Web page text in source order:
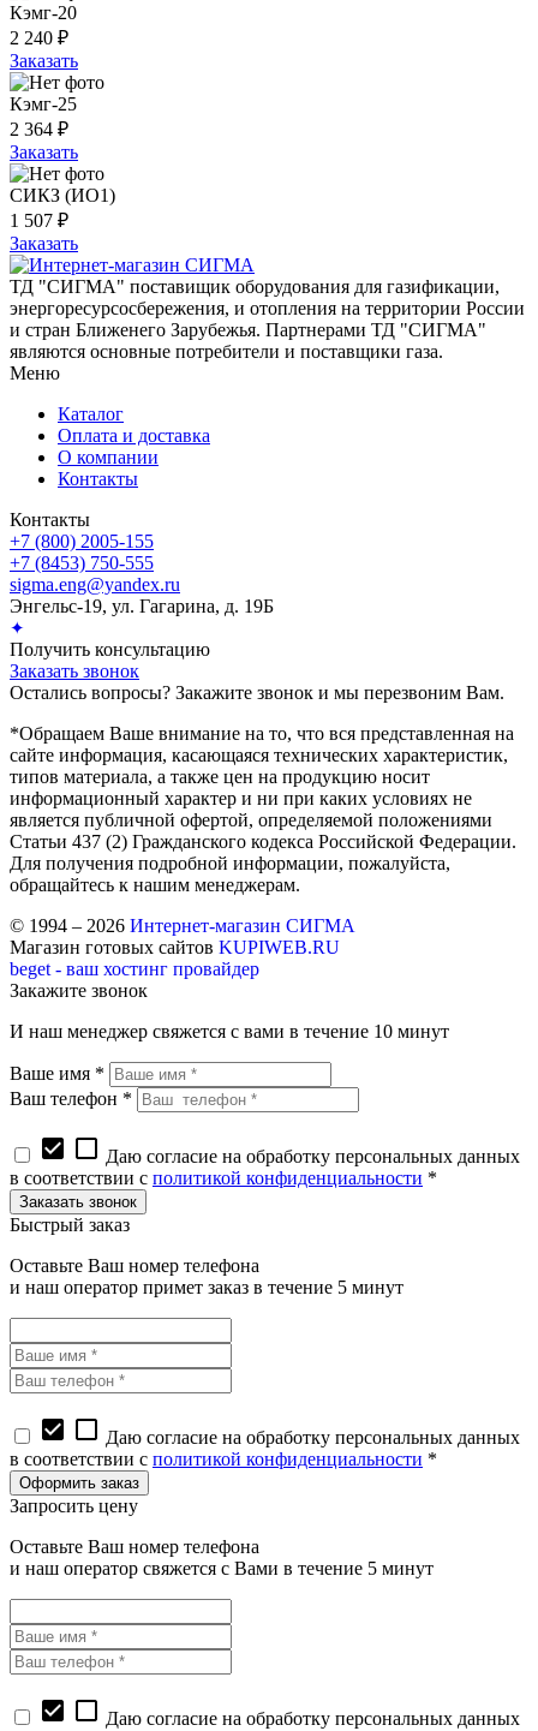
Кэмг-20
2 240 ₽
Заказать
Кэмг-25
2 364 ₽
Заказать
СИКЗ (ИО1)
1 507 ₽
Заказать
ТД "СИГМА" поставищик оборудования для газификации,
энергоресурсосбережения, и отопления на территории России
и стран Ближенего Зарубежья. Партнерами ТД "СИГМА"
являются основные потребители и поставщики газа.
Меню
Каталог
Оплата и доставка
О компании
Контакты
Контакты
+7 (800) 2005-155
+7 (8453) 750-555
sigma.eng@yandex.ru
Энгельс-19, ул. Гагарина, д. 19Б
✦
Получить консультацию
Заказать звонок
Остались вопросы? Закажите звонок и мы перезвоним Вам.
*Обращаем Ваше внимание на то, что вся представленная на
сайте информация, касающаяся технических характеристик,
типов материала, а также цен на продукцию носит
информационный характер и ни при каких условиях не
является публичной офертой, определяемой положениями
Статьи 437 (2) Гражданского кодекса Российской Федерации.
Для получения подробной информации, пожалуйста,
обращайтесь к нашим менеджерам.
© 1994 – 2026 Интернет-магазин СИГМА
Магазин готовых сайтов KUPIWEB.RU
beget - ваш хостинг провайдер
Закажите звонок
И наш менеджер свяжется с вами в течение 10 минут
Ваше имя *
Ваш телефон *
check_box check_box_outline_blank Даю согласие на обработку персональных данных
в соответствии с политикой конфиденциальности *
Быстрый заказ
Оставьте Ваш номер телефона
и наш оператор примет заказ в течение 5 минут
check_box check_box_outline_blank Даю согласие на обработку персональных данных
в соответствии с политикой конфиденциальности *
Запросить цену
Оставьте Ваш номер телефона
и наш оператор свяжется с Вами в течение 5 минут
check_box check_box_outline_blank Даю согласие на обработку персональных данных